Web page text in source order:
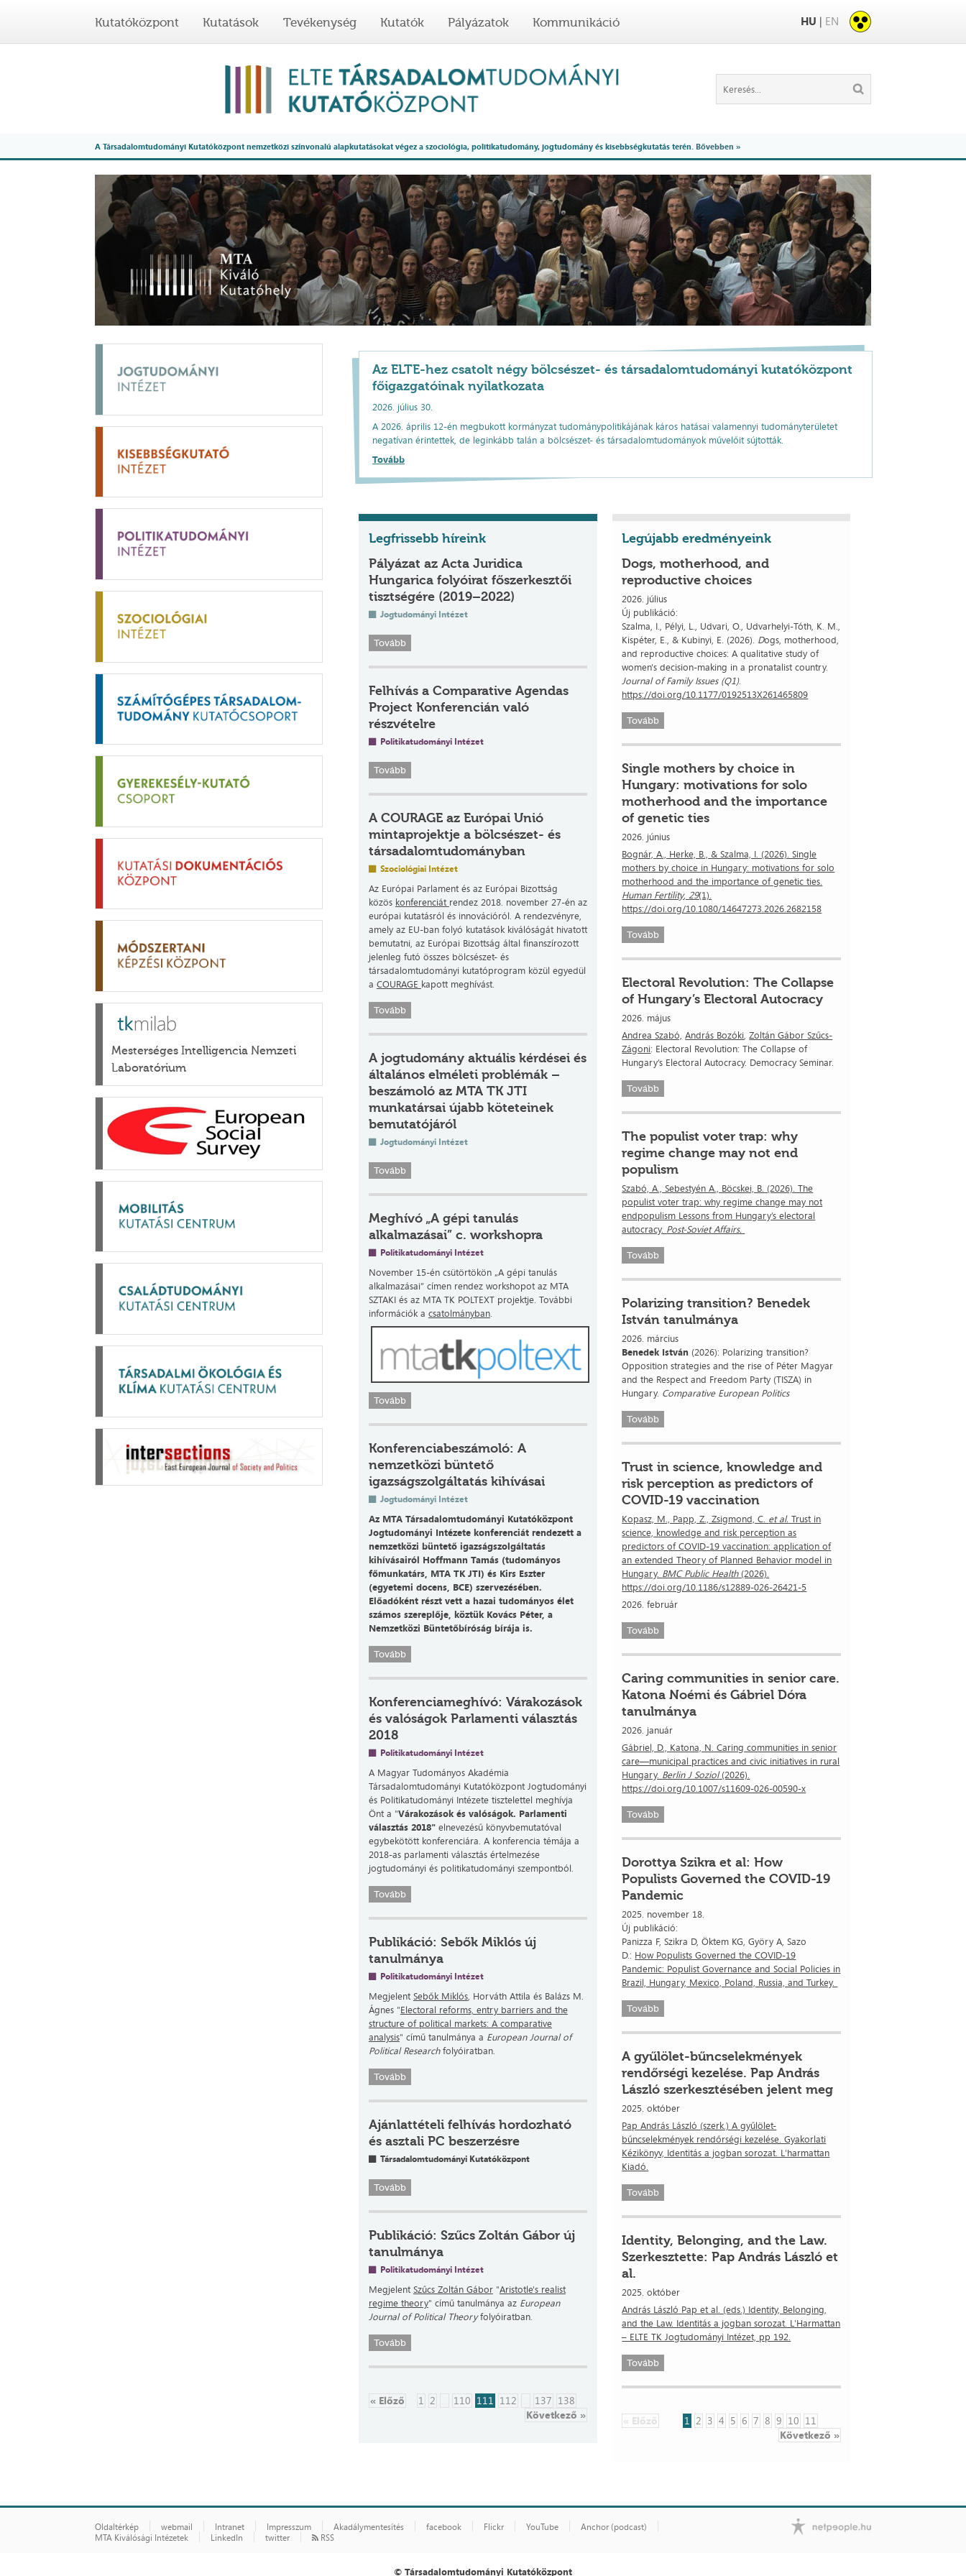
Kutatóközpont Kutatások Tevékenység Kutatók Pályázatok Kommunikáció HU | EN
A Társadalomtudományi Kutatóközpont nemzetközi színvonalú alapkutatásokat végez a szociológia, politikatudomány, jogtudomány és kisebbségkutatás terén. Bővebben »
Mesterséges Intelligencia Nemzeti
Laboratórium
Az ELTE-hez csatolt négy bölcsészet- és társadalomtudományi kutatóközpont
főigazgatóinak nyilatkozata
2026. július 30.
A 2026. április 12-én megbukott kormányzat tudománypolitikájának káros hatásai valamennyi tudományterületet
negatívan érintettek, de leginkább talán a bölcsészet- és társadalomtudományok művelőit sújtották.
Tovább
Legfrissebb híreink
Pályázat az Acta Juridica
Hungarica folyóirat főszerkesztői
tisztségére (2019–2022)
Jogtudományi Intézet
Tovább
Felhívás a Comparative Agendas
Project Konferencián való
részvételre
Politikatudományi Intézet
Tovább
A COURAGE az Európai Unió
mintaprojektje a bölcsészet- és
társadalomtudományban
Szociológiai Intézet
Az Európai Parlament és az Európai Bizottság
közös konferenciát rendez 2018. november 27-én az
európai kutatásról és innovációról. A rendezvényre,
amely az EU-ban folyó kutatások kiválóságát hivatott
bemutatni, az Európai Bizottság által finanszírozott
jelenleg futó összes bölcsészet- és
társadalomtudományi kutatóprogram közül egyedül
a COURAGE kapott meghívást.
Tovább
A jogtudomány aktuális kérdései és
általános elméleti problémák –
beszámoló az MTA TK JTI
munkatársai újabb köteteinek
bemutatójáról
Jogtudományi Intézet
Tovább
Meghívó „A gépi tanulás
alkalmazásai” c. workshopra
Politikatudományi Intézet
November 15-én csütörtökön „A gépi tanulás
alkalmazásai” címen rendez workshopot az MTA
SZTAKI és az MTA TK POLTEXT projektje. További
információk a csatolmányban.
Tovább
Konferenciabeszámoló: A
nemzetközi büntető
igazságszolgáltatás kihívásai
Jogtudományi Intézet
Az MTA Társadalomtudományi Kutatóközpont
Jogtudományi Intézete konferenciát rendezett a
nemzetközi büntető igazságszolgáltatás
kihívásairól Hoffmann Tamás (tudományos
főmunkatárs, MTA TK JTI) és Kirs Eszter
(egyetemi docens, BCE) szervezésében.
Előadóként részt vett a hazai tudományos élet
számos szereplője, köztük Kovács Péter, a
Nemzetközi Büntetőbíróság bírája is.
Tovább
Konferenciameghívó: Várakozások
és valóságok Parlamenti választás
2018
Politikatudományi Intézet
A Magyar Tudományos Akadémia
Társadalomtudományi Kutatóközpont Jogtudományi
és Politikatudományi Intézete tisztelettel meghívja
Önt a "Várakozások és valóságok. Parlamenti
választás 2018" elnevezésű könyvbemutatóval
egybekötött konferenciára. A konferencia témája a
2018-as parlamenti választás értelmezése
jogtudományi és politikatudományi szempontból.
Tovább
Publikáció: Sebők Miklós új
tanulmánya
Politikatudományi Intézet
Megjelent Sebők Miklós, Horváth Attila és Balázs M.
Ágnes "Electoral reforms, entry barriers and the
structure of political markets: A comparative
analysis" című tanulmánya a European Journal of
Political Researchfolyóiratban.
Tovább
Ajánlattételi felhívás hordozható
és asztali PC beszerzésre
Társadalomtudományi Kutatóközpont
Tovább
Publikáció: Szűcs Zoltán Gábor új
tanulmánya
Politikatudományi Intézet
Megjelent Szűcs Zoltán Gábor"Aristotle's realist
regime theory" című tanulmánya az European
Journal of Political Theoryfolyóiratban.
Tovább
« Előző 1 2 110 111 112 137 138
Következő »
Legújabb eredményeink
Dogs, motherhood, and
reproductive choices
2026. július
Új publikáció:
​Szalma, I., Pélyi, L., Udvari, O., Udvarhelyi-Tóth, K. M.,
Kispéter, E., & Kubinyi, E. (2026). Dogs, motherhood,
and reproductive choices: A qualitative study of
women's decision-making in a pronatalist country.
Journal of Family Issues (Q1).
https://doi.org/10.1177/0192513X261465809
Tovább
Single mothers by choice in
Hungary: motivations for solo
motherhood and the importance
of genetic ties
2026. június
Bognár, A., Herke, B., & Szalma, I. (2026). Single
mothers by choice in Hungary: motivations for solo
motherhood and the importance of genetic ties.
Human Fertility,29(1).
https://doi.org/10.1080/14647273.2026.2682158
Tovább
Electoral Revolution: The Collapse
of Hungary’s Electoral Autocracy
2026. május
Andrea Szabó, András Bozóki,Zoltán Gábor Szűcs-
Zágoni: Electoral Revolution: The Collapse of
Hungary’s Electoral Autocracy. Democracy Seminar.
Tovább
The populist voter trap: why
regime change may not end
populism
Szabó, A., Sebestyén A., Böcskei, B. (2026). The
populist voter trap: why regime change may not
endpopulism Lessons from Hungary’s electoral
autocracy. Post-Soviet Affairs.
Tovább
Polarizing transition? Benedek
István tanulmánya
2026. március
Benedek István (2026): Polarizing transition?
Opposition strategies and the rise of Péter Magyar
and the Respect and Freedom Party (TISZA) in
Hungary. Comparative European Politics
Tovább
Trust in science, knowledge and
risk perception as predictors of
COVID-19 vaccination
Kopasz, M., Papp, Z., Zsigmond, C. et al. Trust in
science, knowledge and risk perception as
predictors of COVID-19 vaccination: application of
an extended Theory of Planned Behavior model in
Hungary. BMC Public Health(2026).
https://doi.org/10.1186/s12889-026-26421-5
2026. február
Tovább
Caring communities in senior care.
Katona Noémi és Gábriel Dóra
tanulmánya
2026. január
Gábriel, D., Katona, N. Caring communities in senior
care—municipal practices and civic initiatives in rural
Hungary. Berlin J Soziol(2026).
https://doi.org/10.1007/s11609-026-00590-x
Tovább
Dorottya Szikra et al: How
Populists Governed the COVID-19
Pandemic
2025. november 18.
Új publikáció:
Panizza F, Szikra D, Öktem KG, Györy A, Sazo
D.: How Populists Governed the COVID-19
Pandemic: Populist Governance and Social Policies in
Brazil, Hungary, Mexico, Poland, Russia, and Turkey.
Tovább
A gyűlölet-bűncselekmények
rendőrségi kezelése. Pap András
László szerkesztésében jelent meg
2025. október
Pap András László (szerk.) A gyűlölet-
bűncselekmények rendőrségi kezelése. Gyakorlati
Kézikönyv, Identitás a jogban sorozat. L'harmattan
Kiadó.
Tovább
Identity, Belonging, and the Law.
Szerkesztette: Pap András László et
al.
2025. október
András László Pap et al. (eds.) Identity, Belonging,
and the Law. Identitás a jogban sorozat. L'Harmattan
– ELTE TK Jogtudományi Intézet, pp 192.
Tovább
« Előző 1 2 3 4 5 6 7 8 9 10 11
Következő »
Oldaltérkép webmail Intranet Impresszum Akadálymentesítés facebook Flickr YouTube
Anchor (podcast)
MTA Kiválósági Intézetek
LinkedIn twitter RSS
© Társadalomtudományi Kutatóközpont